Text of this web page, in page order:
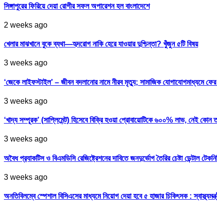
সিঙ্গাপুরের ফিরিয়ে দেয়া রোগীর সফল অপারেশন হল বাংলাদেশে
2 weeks ago
খেলার মাঝখানে বুকে ব্যথা—হৃদরোগ নাকি হেরে যাওয়ার দুশ্চিন্তা? খুঁজুন ৫টি বিষয়
3 weeks ago
‘জেকে লাইফস্টাইল’ – জীবন বদলানোর নামে নীরব মৃত্যু; সামাজিক যোগাযোগমাধ্যমে
3 weeks ago
‘খাদ্য সম্পূরক’ (সাপ্লিমেন্ট) হিসেবে বিক্রি হওয়া প্রোবায়োটিকে ৬০০% লাভ, নেই কোন
3 weeks ago
অবৈধ প্র‍্যাকটিস ও বিএমডিসি রেজিষ্ট্রেশনের দাবিতে জনদুর্ভোগ তৈরির চেষ্টা ডেন্টাল
3 weeks ago
অনতিবিলম্বে স্পেশাল বিসিএসের মাধ্যমে নিয়োগ দেয়া হবে ৫ হাজার চিকিৎসক :